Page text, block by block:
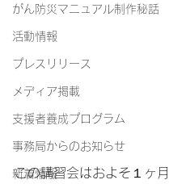
がん防災マニュアル制作秘話
活動情報
プレスリリース
メディア掲載
支援者養成プログラム
事務局からのお知らせ
新着情報
この講習会はおよそ１ヶ